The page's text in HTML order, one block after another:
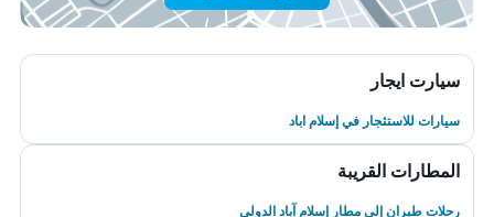
سيارت ايجار
سيارات للاستئجار في إسلام اباد
المطارات القريبة
رحلات طيران إلى مطار إسلام آباد الدولي